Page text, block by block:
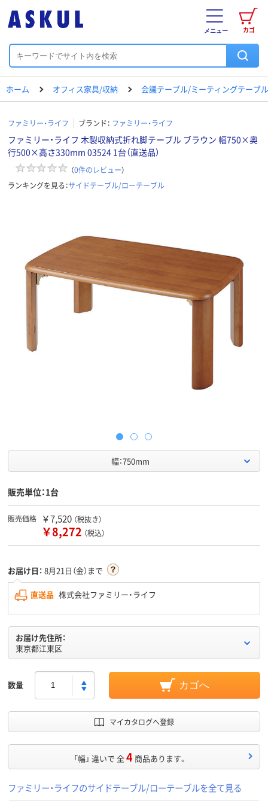
カゴ
メニュー
ホーム オフィス家具/収納 会議テーブル/ミーティングテーブル
ファミリー・ライフ ブランド： ファミリー・ライフ
ファミリー・ライフ 木製収納式折れ脚テーブル ブラウン 幅750×奥
行500×高さ330mm 03524 1台（直送品）
（0件のレビュー）
ランキングを見る：サイドテーブル/ローテーブル
幅：750mm
販売単位：1台
販売価格 ￥7,520 （税抜き）
￥8,272 （税込）
お届け日： 8月21日（金）まで
直送品 株式会社ファミリー・ライフ
お届け先住所：
東京都江東区
数量 カゴへ
マイカタログへ登録
「幅」 違いで 全4 商品あります。
ファミリー・ライフのサイドテーブル/ローテーブルを全て見る